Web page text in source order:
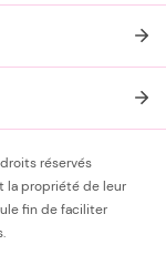
réservés
la propriété de leur
fin de faciliter